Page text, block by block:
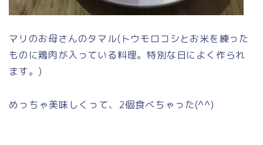
マリのお母さんのタマル(トウモロコシとお米を練った
ものに鶏肉が入っている料理。特別な日によく作られ
ます。)
めっちゃ美味しくって、2個食べちゃった(^^)